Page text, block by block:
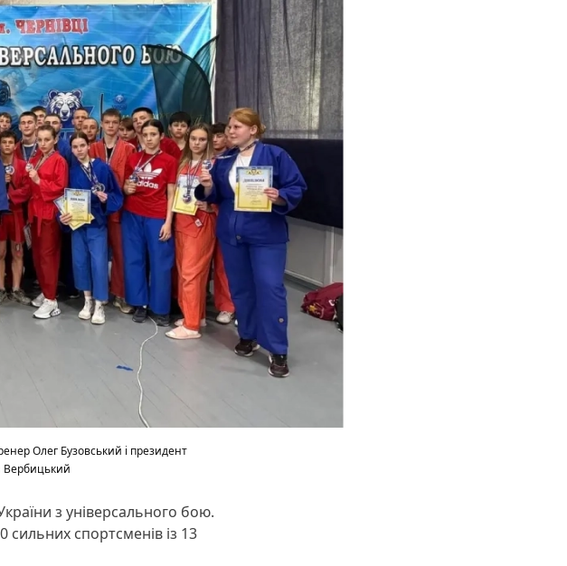
Олег Бузовський і президент
Вербицький
з універсального бою.
сильних спортсменів із 13